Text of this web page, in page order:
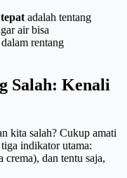
adalah tentang
air bisa
rentang
Salah: Kenali
kita salah? Cukup amati
indikator utama:
dan tentu saja,